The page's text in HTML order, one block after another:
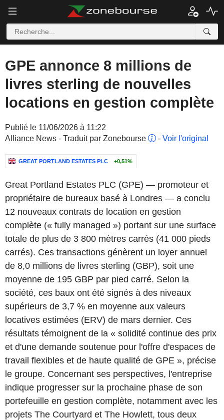
GPE annonce 8 millions de
livres sterling de nouvelles
locations en gestion complète
Publié le 11/06/2026 à 11:22
Alliance News - Traduit par Zonebourse
- Voir l'original
GREAT PORTLAND ESTATES PLC +0,51%
Great Portland Estates PLC (GPE) — promoteur et
propriétaire de bureaux basé à Londres — a conclu
12 nouveaux contrats de location en gestion
complète (« fully managed ») portant sur une surface
totale de plus de 3 800 mètres carrés (41 000 pieds
carrés). Ces transactions génèrent un loyer annuel
de 8,0 millions de livres sterling (GBP), soit une
moyenne de 195 GBP par pied carré. Selon la
société, ces baux ont été signés à des niveaux
supérieurs de 3,7 % en moyenne aux valeurs
locatives estimées (ERV) de mars dernier. Ces
résultats témoignent de la « solidité continue des prix
et d'une demande soutenue pour l'offre d'espaces de
travail flexibles et de haute qualité de GPE », précise
le groupe. Concernant ses perspectives, l'entreprise
indique progresser sur la prochaine phase de son
portefeuille en gestion complète, notamment avec les
projets The Courtyard et The Howlett, tous deux